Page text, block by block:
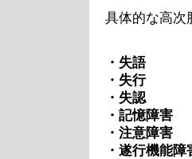
具体的な高次
・失語
・失行
・失認
・記憶障害
・注意障害
・遂行機能障